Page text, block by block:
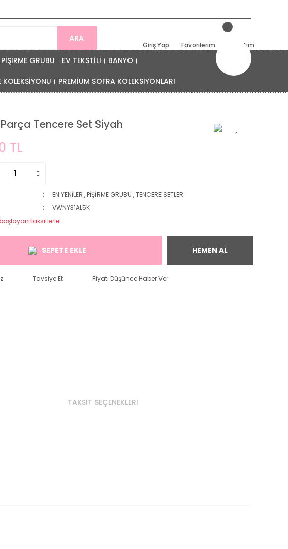
ARA
Giriş Yap Favorilerim Sepetim
PİŞİRME GRUBU EV TEKSTİLİ BANYO
KOLEKSİYONU PREMİUM SOFRA KOLEKSİYONLARI
Tencere Set Siyah
TL
EN YENİLER ,PİŞİRME GRUBU ,TENCERE SETLER
VWNY31AL5K
taksitlerle!
SEPETE EKLE HEMEN AL
Tavsiye Et Fiyatı Düşünce Haber Ver
TAKSİT SEÇENEKLERİ